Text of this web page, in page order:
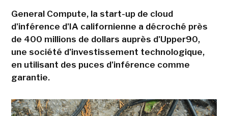
General Compute, la start-up de cloud
d'inférence d'IA californienne a décroché près
de 400 millions de dollars auprès d'Upper90,
une société d'investissement technologique,
en utilisant des puces d'inférence comme
garantie.